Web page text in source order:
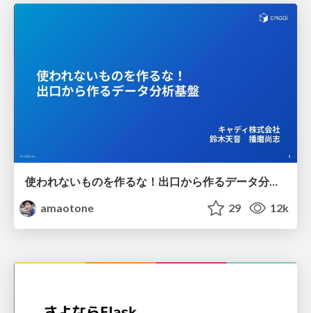
使われないものを作るな！出口から作るデータ分析基盤 / Data Platform Development Starting from the User Needs
amaotone
29 12k